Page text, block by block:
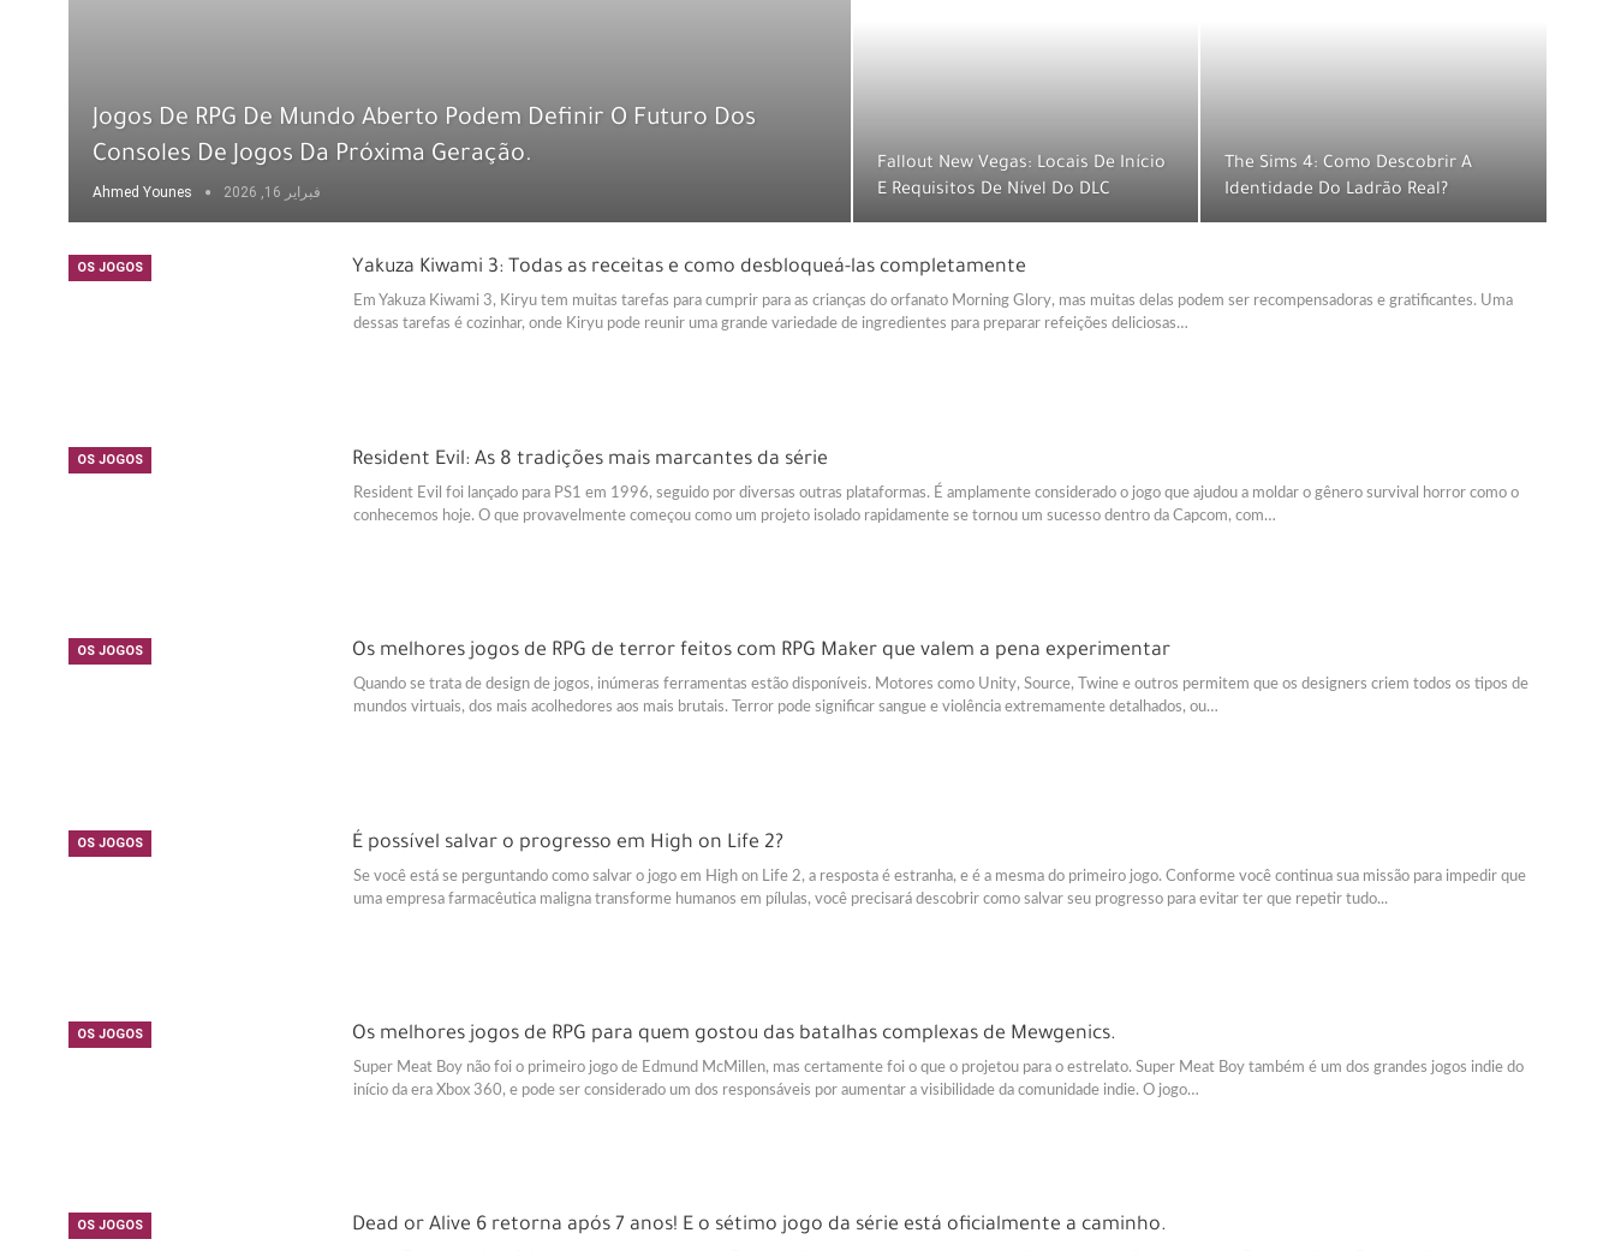
Jogos De RPG De Mundo Aberto Podem Definir O Futuro Dos
Consoles De Jogos Da Próxima Geração.
Ahmed Younes فبراير 16, 2026
Fallout New Vegas: Locais De Início
E Requisitos De Nível Do DLC
The Sims 4: Como Descobrir A
Identidade Do Ladrão Real?
OS JOGOS Yakuza Kiwami 3: Todas as receitas e como desbloqueá-las completamente
Em Yakuza Kiwami 3, Kiryu tem muitas tarefas para cumprir para as crianças do orfanato Morning Glory, mas muitas delas podem ser recompensadoras e gratificantes. Uma
dessas tarefas é cozinhar, onde Kiryu pode reunir uma grande variedade de ingredientes para preparar refeições deliciosas…
OS JOGOS Resident Evil: As 8 tradições mais marcantes da série
Resident Evil foi lançado para PS1 em 1996, seguido por diversas outras plataformas. É amplamente considerado o jogo que ajudou a moldar o gênero survival horror como o
conhecemos hoje. O que provavelmente começou como um projeto isolado rapidamente se tornou um sucesso dentro da Capcom, com…
OS JOGOS Os melhores jogos de RPG de terror feitos com RPG Maker que valem a pena experimentar
Quando se trata de design de jogos, inúmeras ferramentas estão disponíveis. Motores como Unity, Source, Twine e outros permitem que os designers criem todos os tipos de
mundos virtuais, dos mais acolhedores aos mais brutais. Terror pode significar sangue e violência extremamente detalhados, ou…
OS JOGOS É possível salvar o progresso em High on Life 2?
Se você está se perguntando como salvar o jogo em High on Life 2, a resposta é estranha, e é a mesma do primeiro jogo. Conforme você continua sua missão para impedir que
uma empresa farmacêutica maligna transforme humanos em pílulas, você precisará descobrir como salvar seu progresso para evitar ter que repetir tudo...
OS JOGOS Os melhores jogos de RPG para quem gostou das batalhas complexas de Mewgenics.
Super Meat Boy não foi o primeiro jogo de Edmund McMillen, mas certamente foi o que o projetou para o estrelato. Super Meat Boy também é um dos grandes jogos indie do
início da era Xbox 360, e pode ser considerado um dos responsáveis ​​por aumentar a visibilidade da comunidade indie. O jogo…
OS JOGOS Dead or Alive 6 retorna após 7 anos! E o sétimo jogo da série está oficialmente a caminho.